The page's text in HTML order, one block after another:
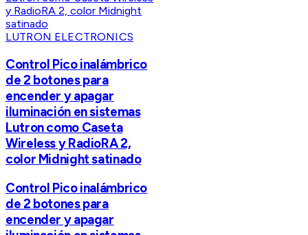
LUTRON ELECTRONICS
Control Pico inalámbrico
de 2 botones para
encender y apagar
iluminación en sistemas
Lutron como Caseta
Wireless y RadioRA 2,
color Midnight satinado
Control Pico inalámbrico
de 2 botones para
encender y apagar